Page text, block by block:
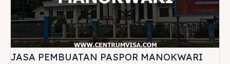
JASA PEMBUATAN PASPOR MANOKWARI